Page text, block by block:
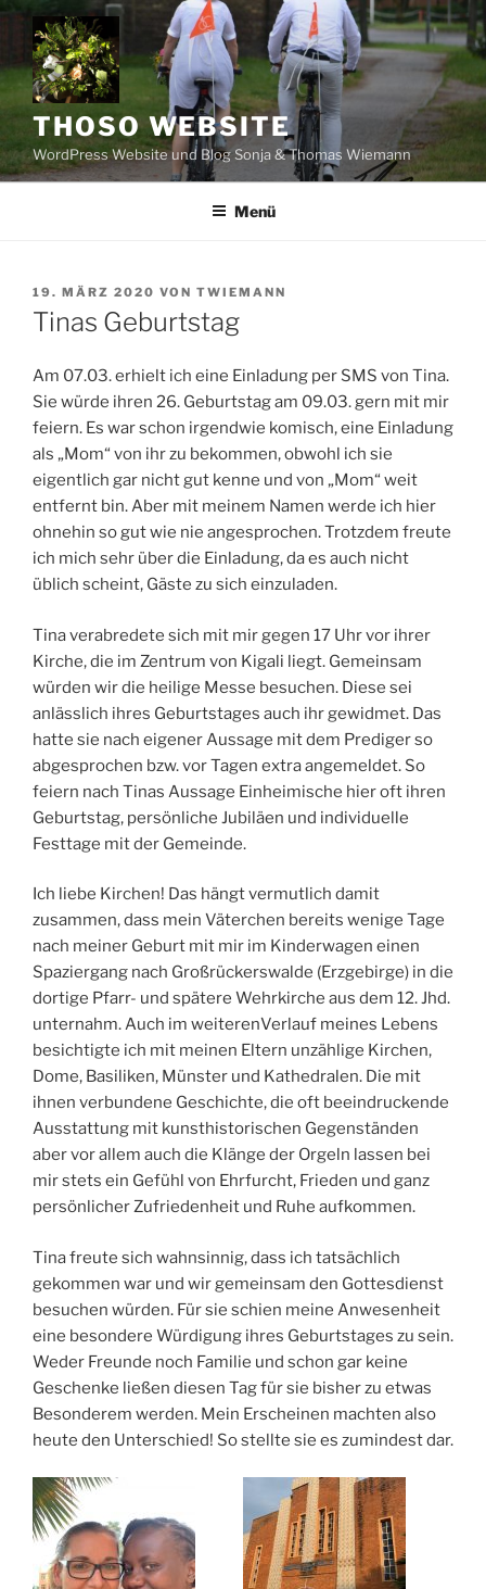
Zum
Inhalt
springen
THOSO WEBSITE
WordPress Website und Blog Sonja & Thomas Wiemann
Menü
VERÖFFENTLICHT
AM
19. MÄRZ 2020 VON TWIEMANN
Tinas Geburtstag
Am 07.03. erhielt ich eine Einladung per SMS von Tina.
Sie würde ihren 26. Geburtstag am 09.03. gern mit mir
feiern. Es war schon irgendwie komisch, eine Einladung
als „Mom“ von ihr zu bekommen, obwohl ich sie
eigentlich gar nicht gut kenne und von „Mom“ weit
entfernt bin. Aber mit meinem Namen werde ich hier
ohnehin so gut wie nie angesprochen. Trotzdem freute
ich mich sehr über die Einladung, da es auch nicht
üblich scheint, Gäste zu sich einzuladen.
Tina verabredete sich mit mir gegen 17 Uhr vor ihrer
Kirche, die im Zentrum von Kigali liegt. Gemeinsam
würden wir die heilige Messe besuchen. Diese sei
anlässlich ihres Geburtstages auch ihr gewidmet. Das
hatte sie nach eigener Aussage mit dem Prediger so
abgesprochen bzw. vor Tagen extra angemeldet. So
feiern nach Tinas Aussage Einheimische hier oft ihren
Geburtstag, persönliche Jubiläen und individuelle
Festtage mit der Gemeinde.
Ich liebe Kirchen! Das hängt vermutlich damit
zusammen, dass mein Väterchen bereits wenige Tage
nach meiner Geburt mit mir im Kinderwagen einen
Spaziergang nach Großrückerswalde (Erzgebirge) in die
dortige Pfarr- und spätere Wehrkirche aus dem 12. Jhd.
unternahm. Auch im weiterenVerlauf meines Lebens
besichtigte ich mit meinen Eltern unzählige Kirchen,
Dome, Basiliken, Münster und Kathedralen. Die mit
ihnen verbundene Geschichte, die oft beeindruckende
Ausstattung mit kunsthistorischen Gegenständen
aber vor allem auch die Klänge der Orgeln lassen bei
mir stets ein Gefühl von Ehrfurcht, Frieden und ganz
persönlicher Zufriedenheit und Ruhe aufkommen.
Tina freute sich wahnsinnig, dass ich tatsächlich
gekommen war und wir gemeinsam den Gottesdienst
besuchen würden. Für sie schien meine Anwesenheit
eine besondere Würdigung ihres Geburtstages zu sein.
Weder Freunde noch Familie und schon gar keine
Geschenke ließen diesen Tag für sie bisher zu etwas
Besonderem werden. Mein Erscheinen machten also
heute den Unterschied! So stellte sie es zumindest dar.